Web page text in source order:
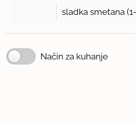
sladka smetana (
Način za kuhanje